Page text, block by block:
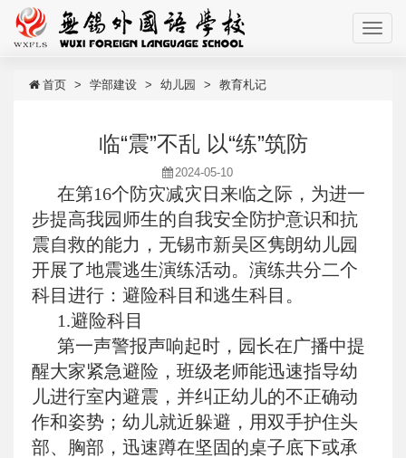
首页 学部建设 幼儿园 教育札记
临“震”不乱 以“练”筑防
2024-05-10
在第16个防灾减灾日来临之际，为进一
步提高我园师生的自我安全防护意识和抗
震自救的能力，无锡市新吴区隽朗幼儿园
开展了地震逃生演练活动。演练共分二个
科目进行：避险科目和逃生科目。
1.避险科目
第一声警报声响起时，园长在广播中提
醒大家紧急避险，班级老师能迅速指导幼
儿进行室内避震，并纠正幼儿的不正确动
作和姿势；幼儿就近躲避，用双手护住头
部、胸部，迅速蹲在坚固的桌子底下或承